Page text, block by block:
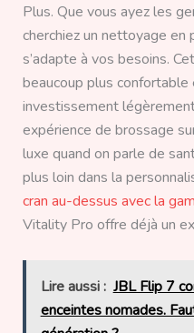
Plus. Que vous ayez les
cherchiez un nettoyage
s’adapte à vos besoins.
beaucoup plus
investissement
expérience de brossage
luxe quand on parle de
plus loin dans la
cran au-dessus avec la
Vitality Pro offre déjà un
Lire aussi : JBL Flip 7
enceintes nomades.